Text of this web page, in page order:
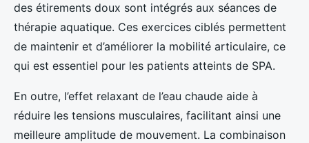
des étirements doux sont intégrés aux séances de
thérapie aquatique. Ces exercices ciblés permettent
de maintenir et d’améliorer la mobilité articulaire, ce
qui est essentiel pour les patients atteints de SPA.
En outre, l’effet relaxant de l’eau chaude aide à
réduire les tensions musculaires, facilitant ainsi une
meilleure amplitude de mouvement. La combinaison